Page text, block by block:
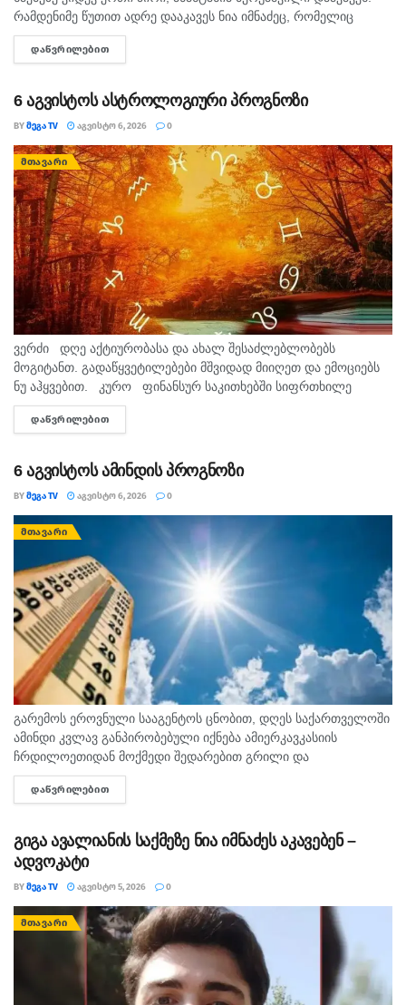
რამდენიმე წუთით ადრე დააკავეს ნია იმნაძეც, რომელიც
ავალიანის საქმეზე მთავარი მსჯავრდებულის, ალექსანდრე
გაბაშვილის შეყვარებულია. პირველების...
ᲓᲐᲬᲕᲠᲘᲚᲔᲑᲘᲗ
6 აგვისტოს ასტროლოგიური პროგნოზი
BYᲛᲔᲒᲐ TV ᲐᲒᲕᲘᲡᲢᲝ 6, 2026 0
ᲛᲗᲐᲕᲐᲠᲘ
ვერძი დღე აქტიურობასა და ახალ შესაძლებლობებს
მოგიტანთ. გადაწყვეტილებები მშვიდად მიიღეთ და ემოციებს
ნუ აჰყვებით. კურო ფინანსურ საკითხებში სიფრთხილე
გამოიჩინეთ. პირად ურთიერთობებში გულწრფელი საუბარი
დადებით შედეგს გამოიღებს. ...
ᲓᲐᲬᲕᲠᲘᲚᲔᲑᲘᲗ
6 აგვისტოს ამინდის პროგნოზი
BYᲛᲔᲒᲐ TV ᲐᲒᲕᲘᲡᲢᲝ 6, 2026 0
ᲛᲗᲐᲕᲐᲠᲘ
გარემოს ეროვნული სააგენტოს ცნობით, დღეს საქართველოში
ამინდი კვლავ განპირობებული იქნება ამიერკავკასიის
ჩრდილოეთიდან მოქმედი შედარებით გრილი და
სამხრეთიდან გავრცელებული ცხელი ჰაერის მასების
ურთიერთქმედებით. საქართველოში მოსალოდნელია:
ზოგან ხანმოკლე...
ᲓᲐᲬᲕᲠᲘᲚᲔᲑᲘᲗ
გიგა ავალიანის საქმეზე ნია იმნაძეს აკავებენ –
ადვოკატი
BYᲛᲔᲒᲐ TV ᲐᲒᲕᲘᲡᲢᲝ 5, 2026 0
ᲛᲗᲐᲕᲐᲠᲘ